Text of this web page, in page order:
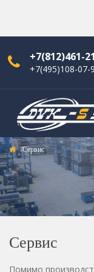
+7(812)461-
+7(495)108-07-
Сервис
Сервис
Помимо